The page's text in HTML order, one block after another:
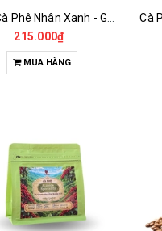
215.000₫
MUA HÀNG